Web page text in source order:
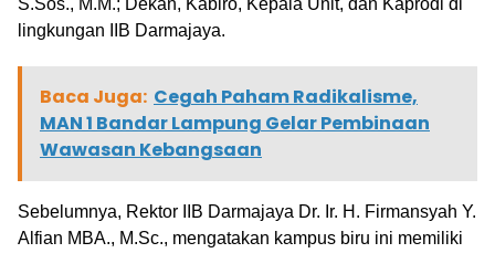
S.Sos., M.M.; Dekan, Kabiro, Kepala Unit, dan Kaprodi di
lingkungan IIB Darmajaya.
Baca Juga: Cegah Paham Radikalisme,
MAN 1 Bandar Lampung Gelar Pembinaan
Wawasan Kebangsaan
Sebelumnya, Rektor IIB Darmajaya Dr. Ir. H. Firmansyah Y.
Alfian MBA., M.Sc., mengatakan kampus biru ini memiliki